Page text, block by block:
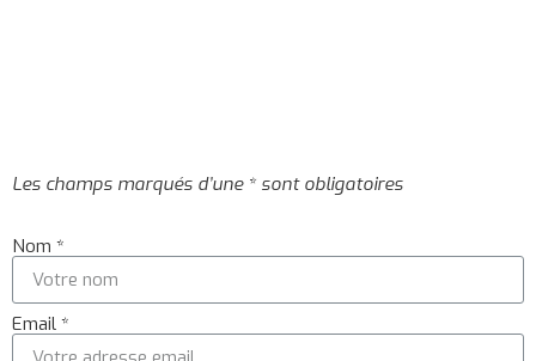
Les champs marqués d’une * sont obligatoires
Nom *
Email *